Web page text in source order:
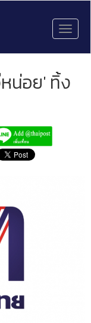
น่อย' ทิ้ง